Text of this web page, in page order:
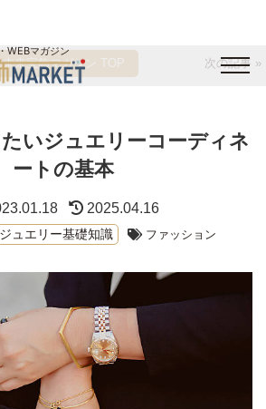
WEBマガジン
ン
運営会社
未来宝飾マガジン TOP 次の記事 »
いジュエリーコーディネ
ートの基本
2025.04.16
ジュエリー基礎知識 ファッション